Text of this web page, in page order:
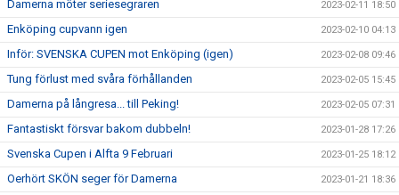
Damerna möter seriesegraren 2023-02-11 18:50
Enköping cupvann igen 2023-02-10 04:13
Inför: SVENSKA CUPEN mot Enköping (igen) 2023-02-08 09:46
Tung förlust med svåra förhållanden 2023-02-05 15:45
Damerna på långresa... till Peking! 2023-02-05 07:31
Fantastiskt försvar bakom dubbeln! 2023-01-28 17:26
Svenska Cupen i Alfta 9 Februari 2023-01-25 18:12
Oerhört SKÖN seger för Damerna 2023-01-21 18:36